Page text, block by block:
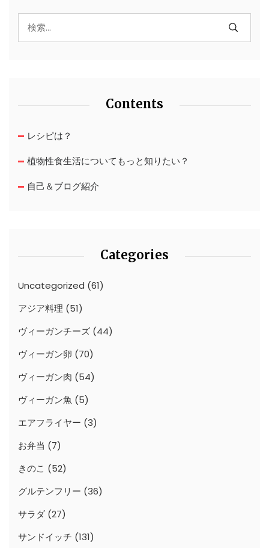
Contents
レシピは？
植物性食生活についてもっと知りたい？
自己＆ブログ紹介
Categories
Uncategorized (61)
アジア料理 (51)
ヴィーガンチーズ (44)
ヴィーガン卵 (70)
ヴィーガン肉 (54)
ヴィーガン魚 (5)
エアフライヤー (3)
お弁当 (7)
きのこ (52)
グルテンフリー (36)
サラダ (27)
サンドイッチ (131)